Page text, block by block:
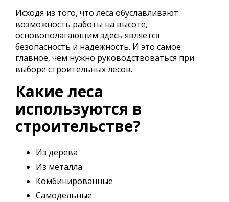
Исходя из того, что леса обуславливают
возможность работы на высоте,
основополагающим здесь является
безопасность и надежность. И это самое
главное, чем нужно руководствоваться при
выборе строительных лесов.
Какие леса
используются в
строительстве?
Из дерева
Из металла
Комбинированные
Самодельные